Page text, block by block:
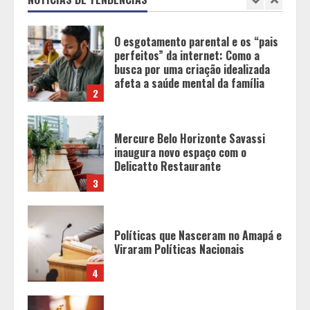
2
3
Mercure Belo Horizonte Savassi
inaugura novo espaço com o
Delicatto Restaurante
4
Políticas que Nasceram no Amapá e
Viraram Políticas Nacionais
5
Alpinismo nas redes sociais: a
ciência por trás do BIRGing e do
CORFing praticados na internet